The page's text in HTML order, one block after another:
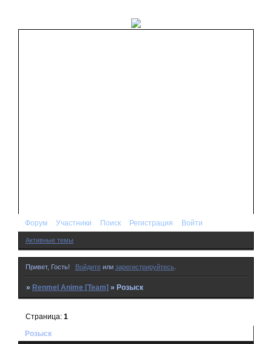
Форум Участники Поиск Регистрация Войти
Активные темы
Привет, Гость! Войдитеили зарегистрируйтесь.
»RenmeI Anime [Team] »Розыск
Розыск
Страница:1